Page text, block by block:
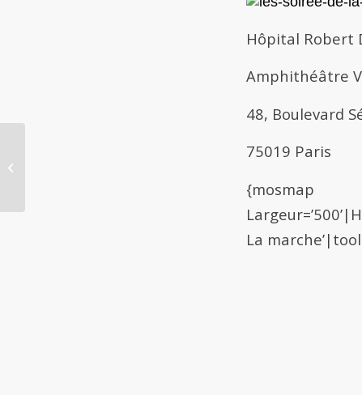
Hôpital Robert
Amphithéâtre
48, Boulevard
75019 Paris
{mosmap
La